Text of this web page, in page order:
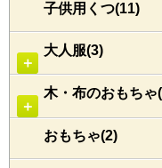
子供用くつ(11)
＋
大人服(3)
＋
木・布のおもちゃ
おもちゃ(2)